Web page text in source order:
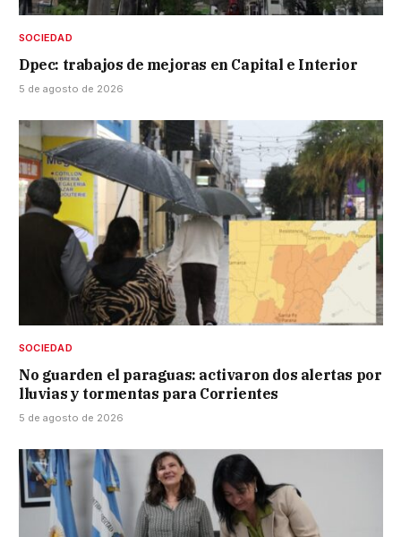
SOCIEDAD
Dpec: trabajos de mejoras en Capital e Interior
5 de agosto de 2026
SOCIEDAD
No guarden el paraguas: activaron dos alertas por
lluvias y tormentas para Corrientes
5 de agosto de 2026